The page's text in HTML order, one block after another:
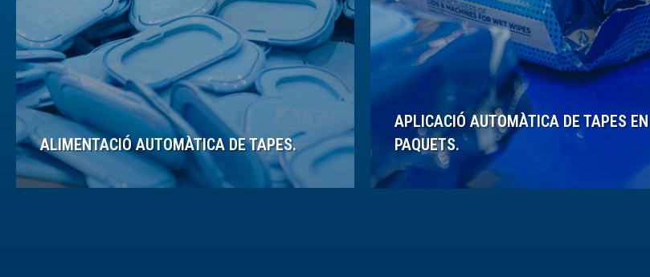
ALIMENTACIÓ AUTOMÀTICA DE TAPES.
APLICACIÓ AUTOMÀTICA DE TAPES EN
PAQUETS.